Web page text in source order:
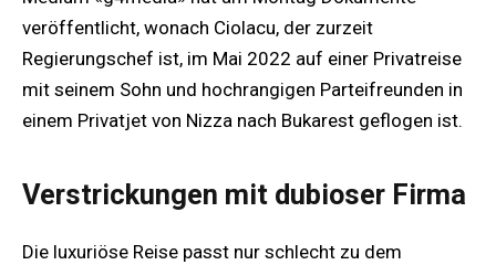
veröffentlicht, wonach Ciolacu, der zurzeit
Regierungschef ist, im Mai 2022 auf einer Privatreise
mit seinem Sohn und hochrangigen Parteifreunden in
einem Privatjet von Nizza nach Bukarest geflogen ist.
Verstrickungen mit dubioser Firma
Die luxuriöse Reise passt nur schlecht zu dem